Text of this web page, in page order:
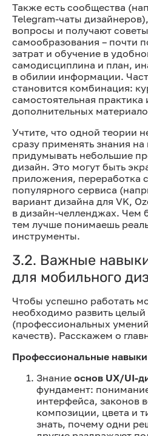
Также есть сообщества
Telegram-чаты
вопросы и получают
самообразования – почти
затрат и обучение в
самодисциплина и план,
в обилии информации.
становится комбинация:
самостоятельная практика
дополнительных
Учтите, что одной теории
сразу применять знания на
придумывать небольшие
дизайн. Это могут быть
приложения, переработка
популярного сервиса
вариант дизайна для VK,
в дизайн-челленджах. Чем
тем лучше понимаешь
инструменты.
3.2. Важные
для мобильного
Чтобы успешно работать
необходимо развить
(профессиональных
качеств). Расскажем о
Профессиональные
Знание основ UX/UI-
фундамент:
интерфейса, законов
композиции, цвета и
знать, почему одни